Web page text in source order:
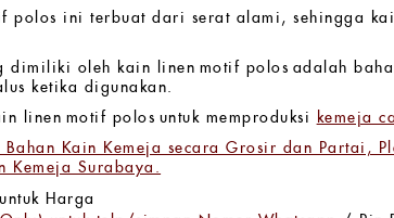
polos ini terbuat dari serat alami, sehingga
dimiliki oleh kain linen motif polos adalah
ketika digunakan.
linen motif polos untuk memproduksi
kemeja
Kain Kemeja secara Grosir dan Partai,
Kemeja Surabaya.
Harga